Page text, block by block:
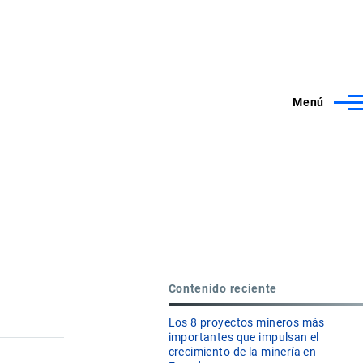
Menú
Contenido reciente
Los 8 proyectos mineros más
importantes que impulsan el
crecimiento de la minería en